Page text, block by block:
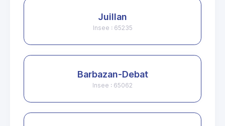
Juillan
Insee : 65235
Barbazan-Debat
Insee : 65062